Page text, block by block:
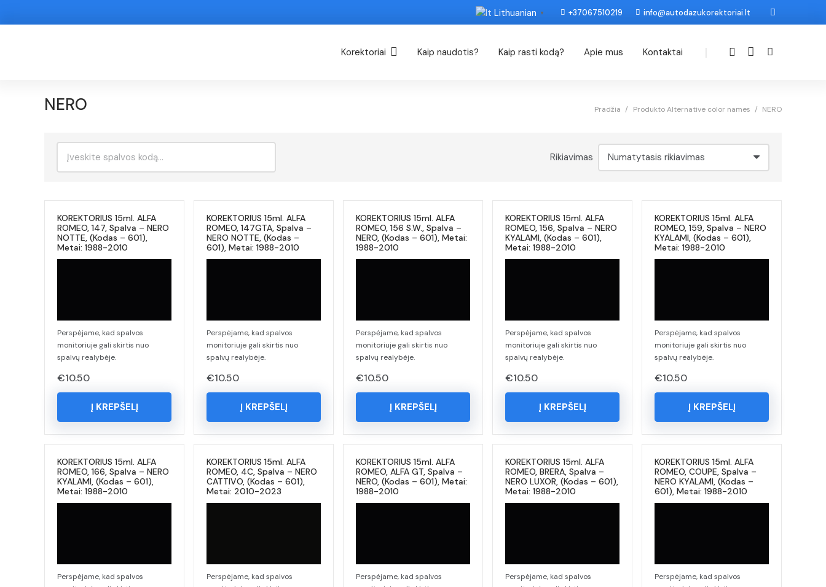
Lithuanian ▼ +37067510219 info@autodazukorektoriai.lt
Korektoriai Kaip naudotis? Kaip rasti kodą? Apie mus Kontaktai |
NERO Pradžia / Produkto Alternative color names / NERO
Rikiavimas
KOREKTORIUS 15ml. ALFA
ROMEO, 147, Spalva – NERO
NOTTE, (Kodas – 601),
Metai: 1988-2010
Perspėjame, kad spalvos
monitoriuje gali skirtis nuo
spalvų realybėje.
€10.50
Į KREPŠELĮ
KOREKTORIUS 15ml. ALFA
ROMEO, 147GTA, Spalva –
NERO NOTTE, (Kodas –
601), Metai: 1988-2010
Perspėjame, kad spalvos
monitoriuje gali skirtis nuo
spalvų realybėje.
€10.50
Į KREPŠELĮ
KOREKTORIUS 15ml. ALFA
ROMEO, 156 S.W., Spalva –
NERO, (Kodas – 601), Metai:
1988-2010
Perspėjame, kad spalvos
monitoriuje gali skirtis nuo
spalvų realybėje.
€10.50
Į KREPŠELĮ
KOREKTORIUS 15ml. ALFA
ROMEO, 156, Spalva – NERO
KYALAMI, (Kodas – 601),
Metai: 1988-2010
Perspėjame, kad spalvos
monitoriuje gali skirtis nuo
spalvų realybėje.
€10.50
Į KREPŠELĮ
KOREKTORIUS 15ml. ALFA
ROMEO, 159, Spalva – NERO
KYALAMI, (Kodas – 601),
Metai: 1988-2010
Perspėjame, kad spalvos
monitoriuje gali skirtis nuo
spalvų realybėje.
€10.50
Į KREPŠELĮ
KOREKTORIUS 15ml. ALFA
ROMEO, 166, Spalva – NERO
KYALAMI, (Kodas – 601),
Metai: 1988-2010
Perspėjame, kad spalvos
KOREKTORIUS 15ml. ALFA
ROMEO, 4C, Spalva – NERO
CATTIVO, (Kodas – 601),
Metai: 2010-2023
Perspėjame, kad spalvos
KOREKTORIUS 15ml. ALFA
ROMEO, ALFA GT, Spalva –
NERO, (Kodas – 601), Metai:
1988-2010
Perspėjame, kad spalvos
KOREKTORIUS 15ml. ALFA
ROMEO, BRERA, Spalva –
NERO LUXOR, (Kodas – 601),
Metai: 1988-2010
Perspėjame, kad spalvos
KOREKTORIUS 15ml. ALFA
ROMEO, COUPE, Spalva –
NERO KYALAMI, (Kodas –
601), Metai: 1988-2010
Perspėjame, kad spalvos